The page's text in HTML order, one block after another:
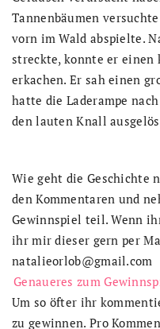
Tannenbäumen
vorn im Wald abspielte.
streckte, konnte er einen
erkachen. Er sah einen
hatte die Laderampe
den lauten Knall
Wie geht die Geschichte
den Kommentaren und
Gewinnspiel teil. Wenn
ihr mir dieser gern per
natalieorlob@gmail.com
Genaueres zum
Um so öfter ihr
zu gewinnen. Pro